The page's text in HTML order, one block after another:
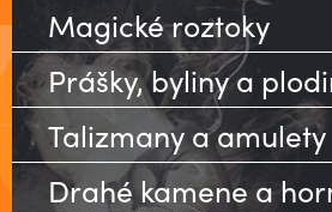
Magické roztoky
Prášky, byliny a
Talizmany a amulety
Drahé kamene a